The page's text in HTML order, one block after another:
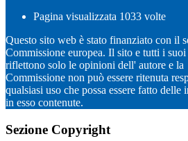
Pagina visualizzata 1033 volte
Questo sito web è stato finanziato con il
Commissione europea. Il sito e tutti i
riflettono solo le opinioni dell' autore e la
Commissione non può essere ritenuta
qualsiasi uso che possa essere fatto delle
in esso contenute.
Sezione Copyright